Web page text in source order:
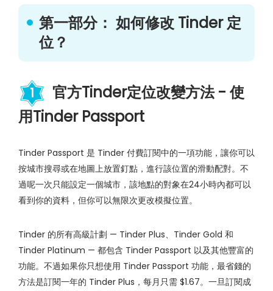
第一部分： 如何修改 Tinder 定
位？
1
官方Tinder定位改變方法 - 使
用Tinder Passport
Tinder Passport 是 Tinder 付費訂閱中的一項功能，讓你可以
按城市搜尋或在地圖上放置釘點，進行該位置的滑動配對。不
過呢一次只能設定一個城市，該地點的對象在24小時內都可以
看到你的資料，但你可以無限次更改模擬位置。
Tinder 的所有高級計劃 — Tinder Plus、Tinder Gold 和
Tinder Platinum — 都包含 Tinder Passport 以及其他豐富的
功能。不過如果你只想使用 Tinder Passport 功能，最省錢的
方法是訂閱一年的 Tinder Plus，每月只需 $1.67。一旦訂閱成